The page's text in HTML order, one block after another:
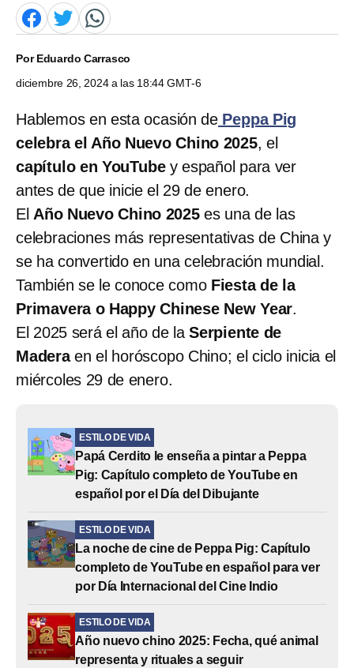
PorEduardo Carrasco
diciembre 26, 2024 a las 18:44 GMT-6
Hablemos en esta ocasión de Peppa Pig
celebra el Año Nuevo Chino 2025, el
capítulo en YouTube y español para ver
antes de que inicie el 29 de enero.
El Año Nuevo Chino 2025es una de las
celebraciones más representativas de China y
se ha convertido en una celebración mundial.
También se le conoce como Fiesta de la
Primavera o Happy Chinese New Year.
El 2025 será el año de la Serpiente de
Maderaen el horóscopo Chino; el ciclo inicia el
miércoles 29 de enero.
ESTILO DE VIDA
Papá Cerdito le enseña a pintar a Peppa
Pig: Capítulo completo de YouTube en
español por el Día del Dibujante
ESTILO DE VIDA
La noche de cine de Peppa Pig: Capítulo
completo de YouTube en español para ver
por Día Internacional del Cine Indio
ESTILO DE VIDA
Año nuevo chino 2025: Fecha, qué animal
representa y rituales a seguir